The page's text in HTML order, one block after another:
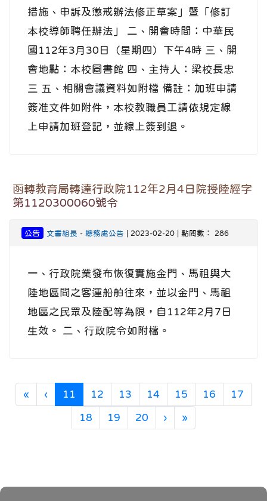
措施、申訴及懲戒辦法修正草案」暨「修訂
本校導師聘任辦法」 二、開會時間：中華民
國112年3月30日（星期四）下午4時 三、開
會地點：本校圖書館 四、主持人：梁校長忠
三 五、相關會議資料如附檔 備註：加班申請
簽准文件如附件，本校教職員工請依規定線
上申請加班登記，並線上簽到退。
函轉教育局轉達行政院112年2月4日院授陸經字
第1120300060號令
公告 文書組長 - 總務處公告 | 2023-02-20 | 點閱數： 286
一、行政院業發布恢復實施金門、馬祖與大
陸地區間之客運船舶往來，並以金門、馬祖
地區之民眾及陸配等為限，自112年2月7日
生效。 二、行政院令如附檔。
« 第一頁
‹上一頁
11 (目前頁次)
12 13 14 15 16 17
18 19 20 ›下一頁
»最後頁